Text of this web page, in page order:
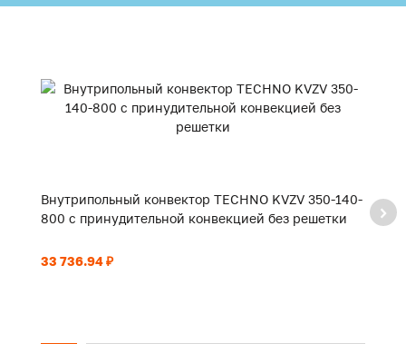
Внутрипольный конвектор TECHNO KVZV 350-140-
800 с принудительной конвекцией без решетки
33 736.94 ₽